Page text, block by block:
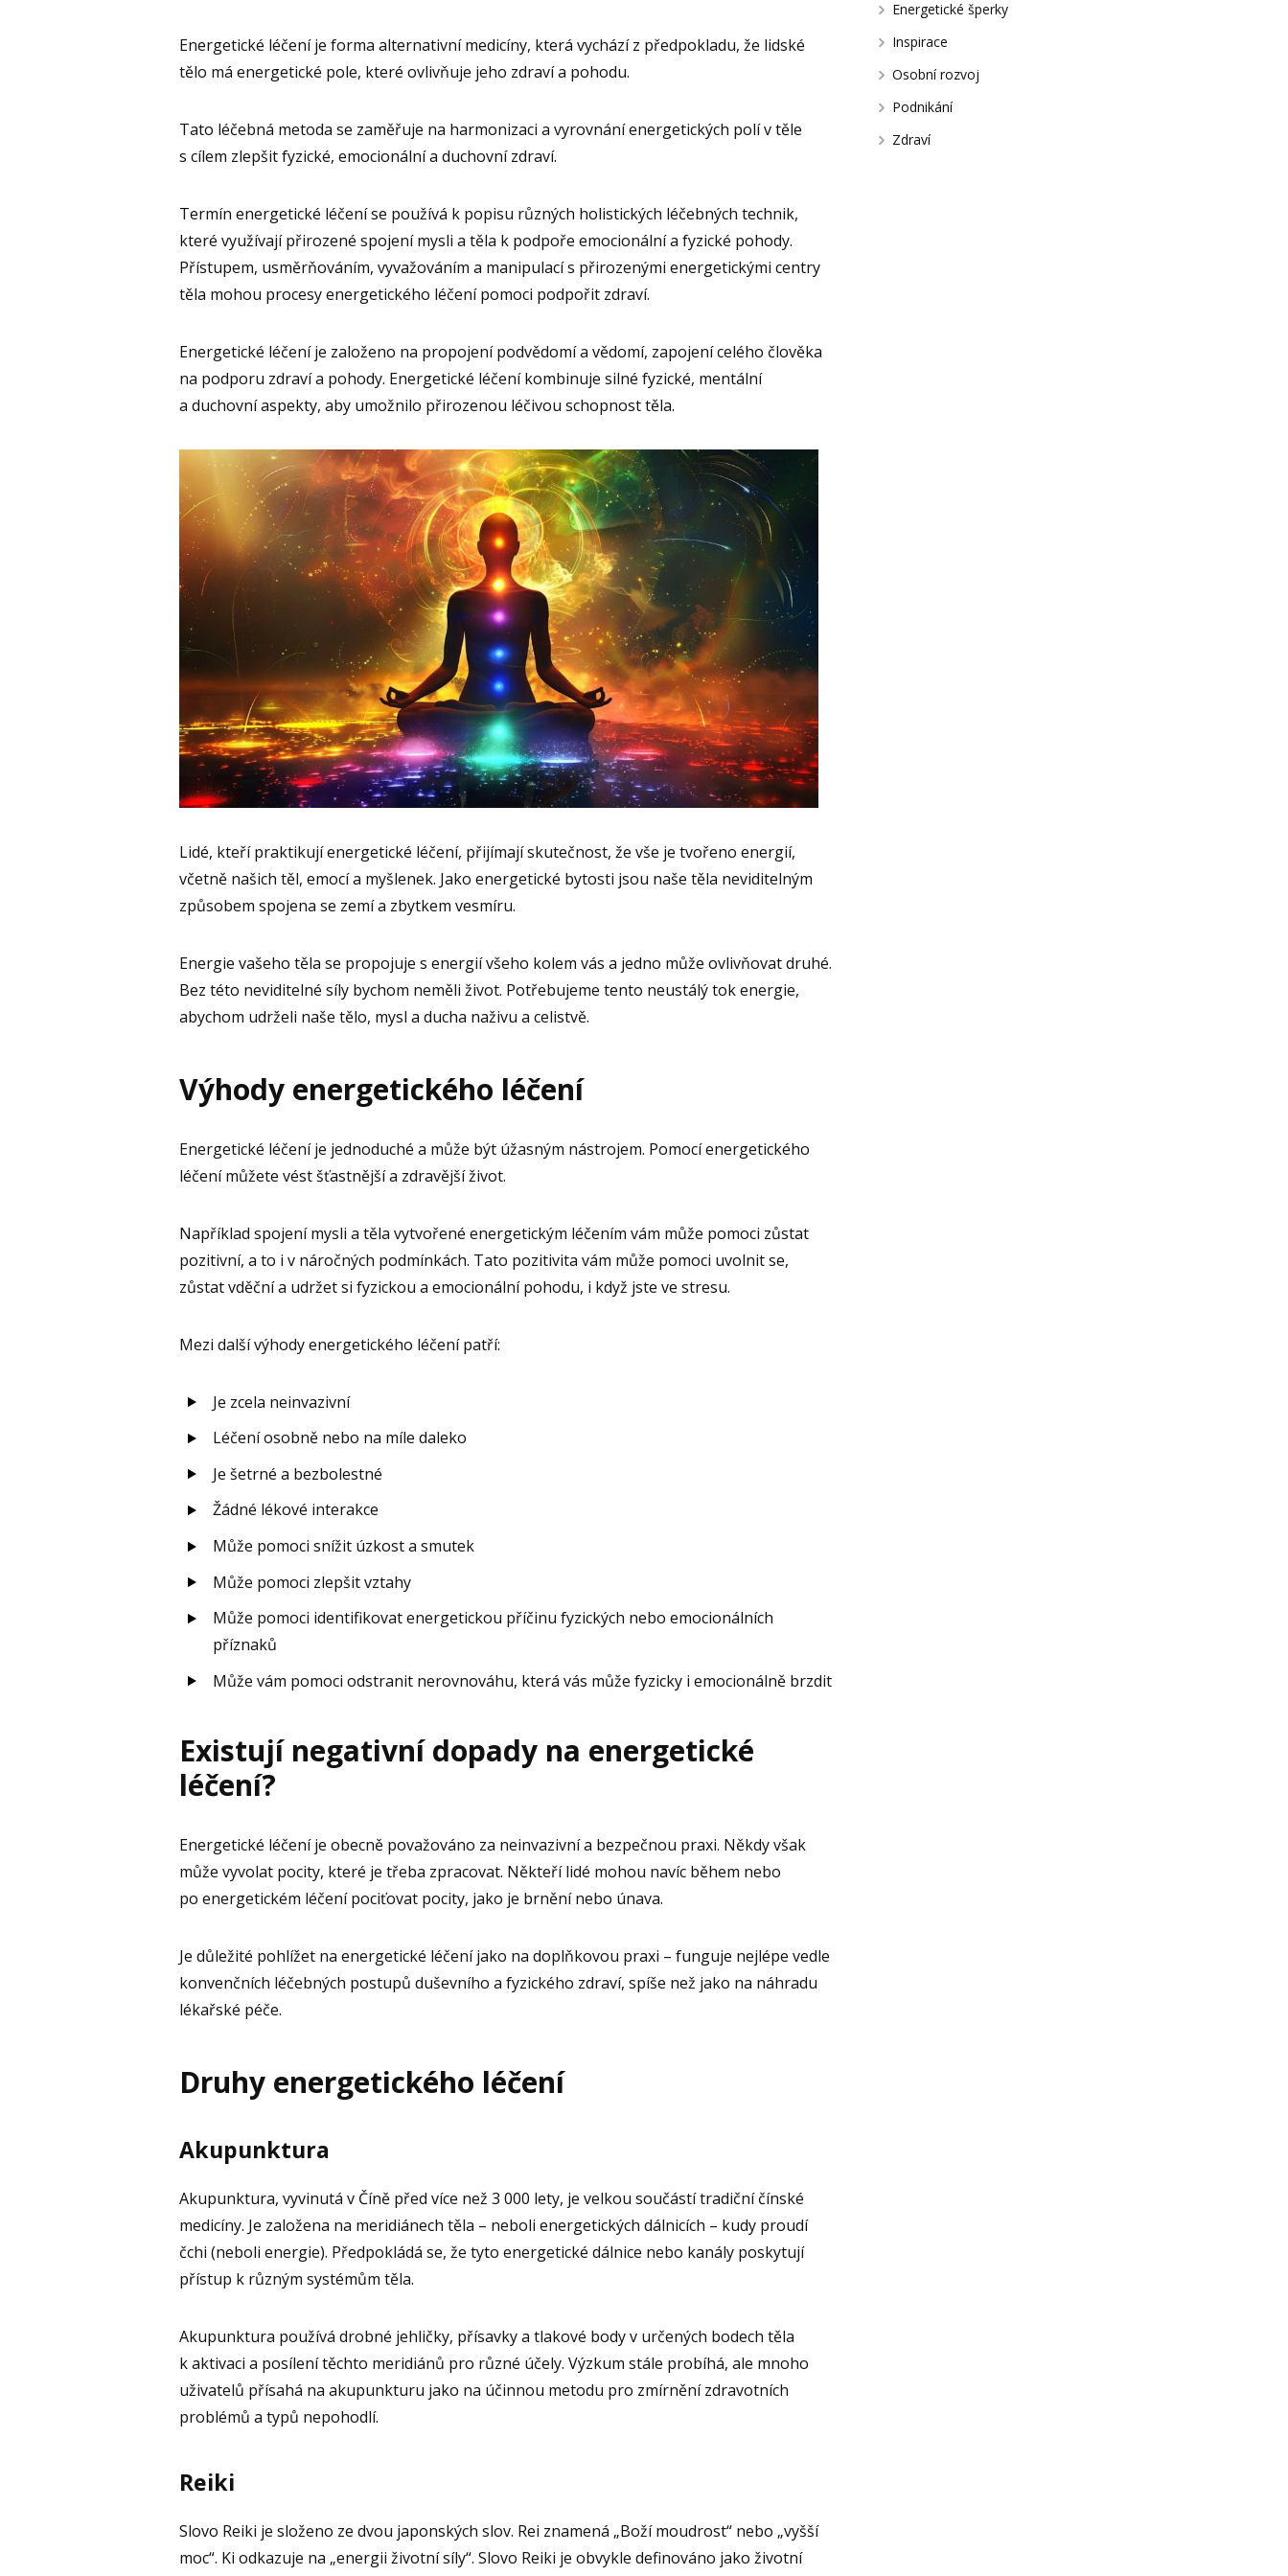
Energetické léčení je forma alternativní medicíny, která vychází z předpokladu, že lidské
tělo má energetické pole, které ovlivňuje jeho zdraví a pohodu.
Tato léčebná metoda se zaměřuje na harmonizaci a vyrovnání energetických polí v těle
s cílem zlepšit fyzické, emocionální a duchovní zdraví.
Termín energetické léčení se používá k popisu různých holistických léčebných technik,
které využívají přirozené spojení mysli a těla k podpoře emocionální a fyzické pohody.
Přístupem, usměrňováním, vyvažováním a manipulací s přirozenými energetickými centry
těla mohou procesy energetického léčení pomoci podpořit zdraví.
Energetické léčení je založeno na propojení podvědomí a vědomí, zapojení celého člověka
na podporu zdraví a pohody. Energetické léčení kombinuje silné fyzické, mentální
a duchovní aspekty, aby umožnilo přirozenou léčivou schopnost těla.
Lidé, kteří praktikují energetické léčení, přijímají skutečnost, že vše je tvořeno energií,
včetně našich těl, emocí a myšlenek. Jako energetické bytosti jsou naše těla neviditelným
způsobem spojena se zemí a zbytkem vesmíru.
Energie vašeho těla se propojuje s energií všeho kolem vás a jedno může ovlivňovat druhé.
Bez této neviditelné síly bychom neměli život. Potřebujeme tento neustálý tok energie,
abychom udrželi naše tělo, mysl a ducha naživu a celistvě.
Výhody energetického léčení
Energetické léčení je jednoduché a může být úžasným nástrojem. Pomocí energetického
léčení můžete vést šťastnější a zdravější život.
Například spojení mysli a těla vytvořené energetickým léčením vám může pomoci zůstat
pozitivní, a to i v náročných podmínkách. Tato pozitivita vám může pomoci uvolnit se,
zůstat vděční a udržet si fyzickou a emocionální pohodu, i když jste ve stresu.
Mezi další výhody energetického léčení patří:
Je zcela neinvazivní
Léčení osobně nebo na míle daleko
Je šetrné a bezbolestné
Žádné lékové interakce
Může pomoci snížit úzkost a smutek
Může pomoci zlepšit vztahy
Může pomoci identifikovat energetickou příčinu fyzických nebo emocionálních
příznaků
Může vám pomoci odstranit nerovnováhu, která vás může fyzicky i emocionálně brzdit
Existují negativní dopady na energetické
léčení?
Energetické léčení je obecně považováno za neinvazivní a bezpečnou praxi. Někdy však
může vyvolat pocity, které je třeba zpracovat. Někteří lidé mohou navíc během nebo
po energetickém léčení pociťovat pocity, jako je brnění nebo únava.
Je důležité pohlížet na energetické léčení jako na doplňkovou praxi – funguje nejlépe vedle
konvenčních léčebných postupů duševního a fyzického zdraví, spíše než jako na náhradu
lékařské péče.
Druhy energetického léčení
Akupunktura
Akupunktura, vyvinutá v Číně před více než 3 000 lety, je velkou součástí tradiční čínské
medicíny. Je založena na meridiánech těla – neboli energetických dálnicích – kudy proudí
čchi (neboli energie). Předpokládá se, že tyto energetické dálnice nebo kanály poskytují
přístup k různým systémům těla.
Akupunktura používá drobné jehličky, přísavky a tlakové body v určených bodech těla
k aktivaci a posílení těchto meridiánů pro různé účely. Výzkum stále probíhá, ale mnoho
uživatelů přísahá na akupunkturu jako na účinnou metodu pro zmírnění zdravotních
problémů a typů nepohodlí.
Reiki
Slovo Reiki je složeno ze dvou japonských slov. Rei znamená „Boží moudrost“ nebo „vyšší
moc“. Ki odkazuje na „energii životní síly“. Slovo Reiki je obvykle definováno jako životní
Energetické šperky
Inspirace
Osobní rozvoj
Podnikání
Zdraví